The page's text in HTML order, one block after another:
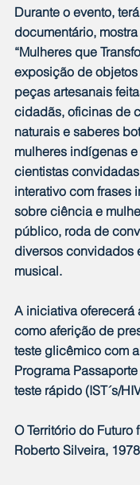
Durante o evento,
documentário,
“Mulheres que
exposição de
peças artesanais
cidadãs, oficinas de
naturais e saberes
mulheres indígenas
cientistas
interativo com frases
sobre ciência e
público, roda de
diversos convidados
musical.
A iniciativa oferecerá
como aferição de
teste glicêmico com
Programa
teste rápido (IST´s/
O Território do
Roberto Silveira,